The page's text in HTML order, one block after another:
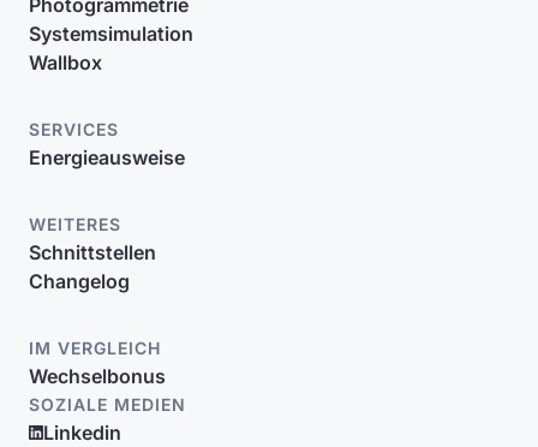
Photogrammetrie
Systemsimulation
Wallbox
SERVICES
Energieausweise
WEITERES
Schnittstellen
Changelog
IM VERGLEICH
Wechselbonus
SOZIALE MEDIEN
Linkedin